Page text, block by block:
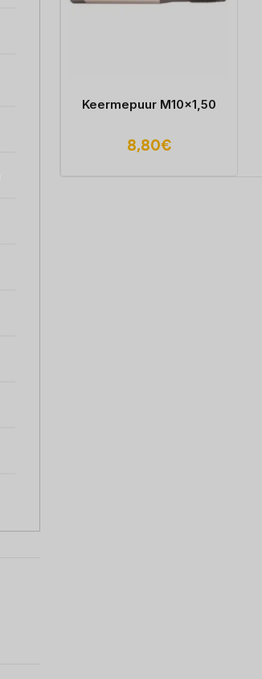
Keermepuur M10x1,50
8,80€